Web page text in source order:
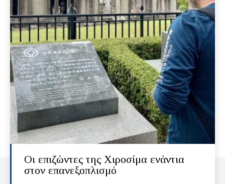
Οι επιζώντες της Χιροσίμα ενάντια
στον επανεξοπλισμό